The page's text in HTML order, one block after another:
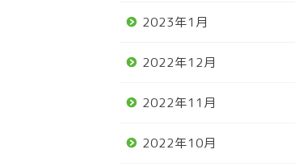
2023年1月
2022年12月
2022年11月
2022年10月